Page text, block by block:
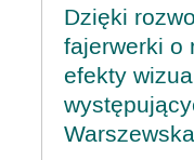
Dzięki
fajerwerki o
efekty